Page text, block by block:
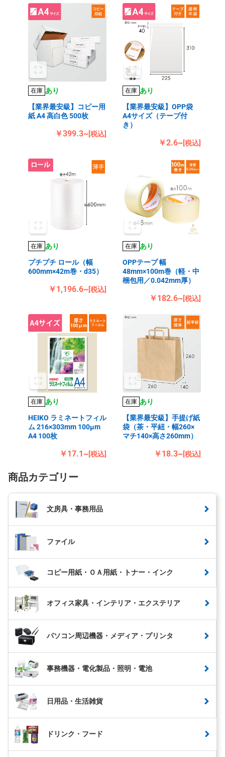
在庫 あり
【業界最安級】コピー用
紙 A4 高白色 500枚
￥399.3~[税込]
在庫 あり
【業界最安級】OPP袋
A4サイズ（テープ付
き）
￥2.6~[税込]
在庫 あり
プチプチ ロール（幅
600mm×42m巻・d35）
￥1,196.6~[税込]
在庫 あり
OPPテープ 幅
48mm×100m巻（軽・中
梱包用／0.042mm厚）
￥182.6~[税込]
在庫 あり
HEIKO ラミネートフィル
ム 216×303mm 100μm
A4 100枚
￥17.1~[税込]
在庫 あり
【業界最安級】手提げ紙
袋（茶・平紐・幅260×
マチ140×高さ260mm）
￥18.3~[税込]
商品カテゴリー
文房具・事務用品
ファイル
コピー用紙・ＯＡ用紙・トナー・インク
オフィス家具・インテリア・エクステリア
パソコン周辺機器・メディア・プリンタ
事務機器・電化製品・照明・電池
日用品・生活雑貨
ドリンク・フード